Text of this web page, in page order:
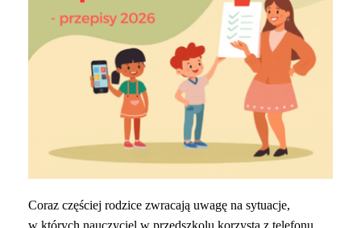
Coraz częściej rodzice zwracają uwagę na sytuacje,
w których nauczyciel w przedszkolu korzysta z telefonu